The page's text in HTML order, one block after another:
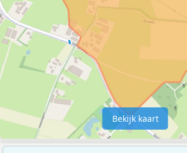
Bekijk kaart